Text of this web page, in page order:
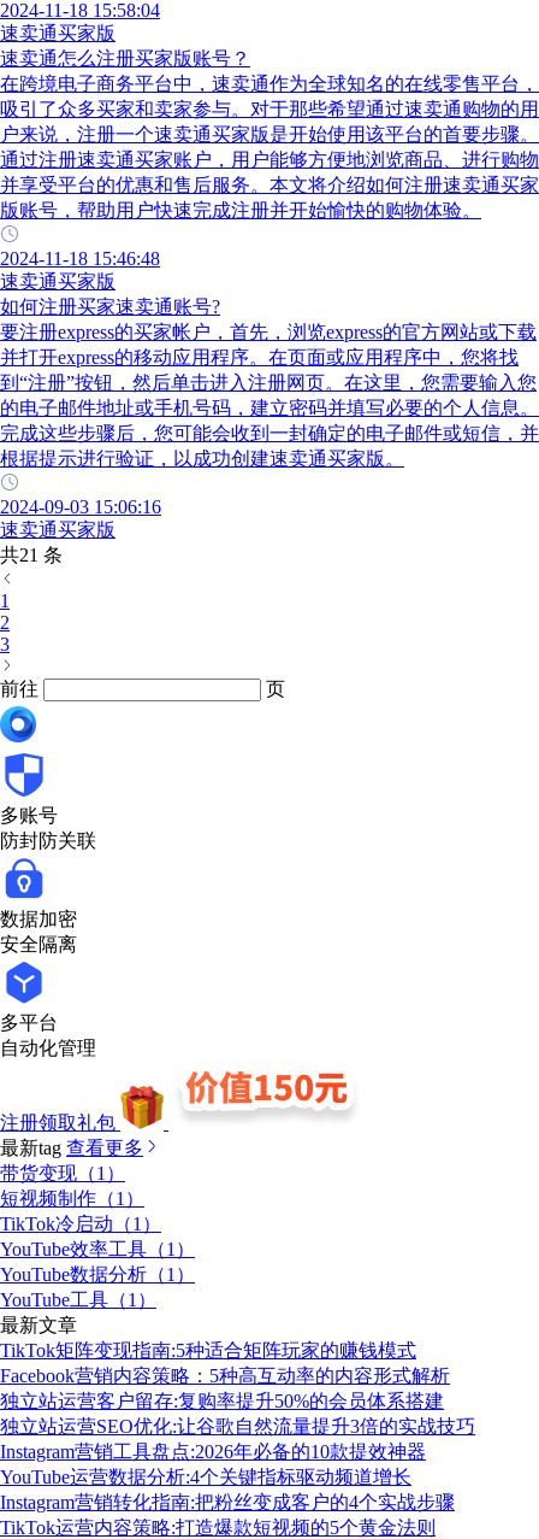
2024-11-18 15:58:04
速卖通买家版
速卖通怎么注册买家版账号？
在跨境电子商务平台中，速卖通作为全球知名的在线零售平台，
吸引了众多买家和卖家参与。对于那些希望通过速卖通购物的用
户来说，注册一个速卖通买家版是开始使用该平台的首要步骤。
通过注册速卖通买家账户，用户能够方便地浏览商品、进行购物
并享受平台的优惠和售后服务。本文将介绍如何注册速卖通买家
版账号，帮助用户快速完成注册并开始愉快的购物体验。
2024-11-18 15:46:48
速卖通买家版
如何注册买家速卖通账号?
要注册express的买家帐户，首先，浏览express的官方网站或下载
并打开express的移动应用程序。在页面或应用程序中，您将找
到“注册”按钮，然后单击进入注册网页。在这里，您需要输入您
的电子邮件地址或手机号码，建立密码并填写必要的个人信息。
完成这些步骤后，您可能会收到一封确定的电子邮件或短信，并
根据提示进行验证，以成功创建速卖通买家版。
2024-09-03 15:06:16
速卖通买家版
共21 条
1
2
3
前往 页
多账号
防封防关联
数据加密
安全隔离
多平台
自动化管理
注册领取礼包
最新tag 查看更多
带货变现（1）
短视频制作（1）
TikTok冷启动（1）
YouTube效率工具（1）
YouTube数据分析（1）
YouTube工具（1）
最新文章
TikTok矩阵变现指南:5种适合矩阵玩家的赚钱模式
Facebook营销内容策略：5种高互动率的内容形式解析
独立站运营客户留存:复购率提升50%的会员体系搭建
独立站运营SEO优化:让谷歌自然流量提升3倍的实战技巧
Instagram营销工具盘点:2026年必备的10款提效神器
YouTube运营数据分析:4个关键指标驱动频道增长
Instagram营销转化指南:把粉丝变成客户的4个实战步骤
TikTok运营内容策略:打造爆款短视频的5个黄金法则